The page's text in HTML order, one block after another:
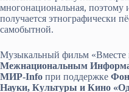
многонациональная, поэтому
получается этнографически
самобытной.
Музыкальный фильм «Вместе
Межнациональным
МИР-Info при поддержке
Науки, Культуры и Кино